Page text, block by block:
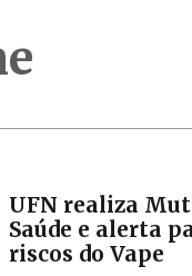
UFN realiza
Saúde e alerta
riscos do Vape